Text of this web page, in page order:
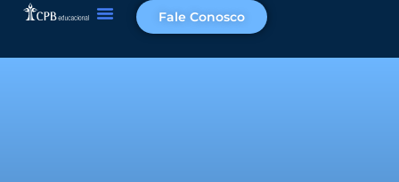
Fale Conosco